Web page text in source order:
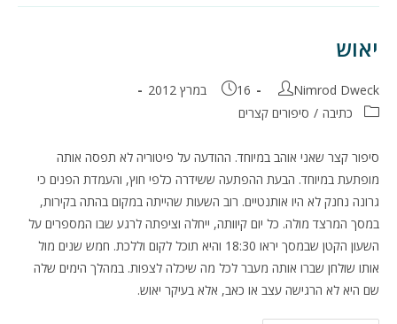
יאוש
מחבר:
Nimrod Dweck פורסם:
16 במרץ 2012
קטגוריה:כתיבה / סיפורים קצרים
סיפור קצר שאני אוהב במיוחד. ההודעה על פיטוריה לא תפסה אותה
מופתעת במיוחד. הבעת ההפתעה ששידרה כלפי חוץ, והעמדת הפנים כי
גרונה נחנק לא היו אותנטיים. רוב השעות שהייתה במקום בהתה בקירות,
במסך המרצד מולה. כל יום קיוותה, ייחלה וציפתה לרגע שבו המספרים על
השעון הקטן שבמסך יראו 18:30 והיא תוכל לקום וללכת. חמש שנים מול
אותו שולחן שברו אותה מעבר לכל מה שיכלה לצפות. במהלך הימים שלה
שם היא לא הרגישה עצב או כאב, אלא בעיקר יאוש.